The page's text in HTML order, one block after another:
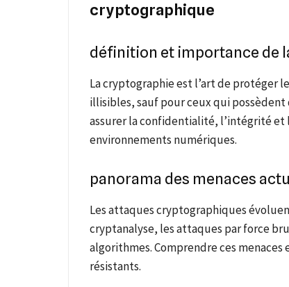
cryptographique
définition et importance de
La cryptographie est l’art de protéger
illisibles, sauf pour ceux qui
assurer la confidentialité, l’intégrité et
environnements numériques.
panorama des menaces
Les attaques cryptographiques
cryptanalyse, les attaques par force
algorithmes. Comprendre ces
résistants.